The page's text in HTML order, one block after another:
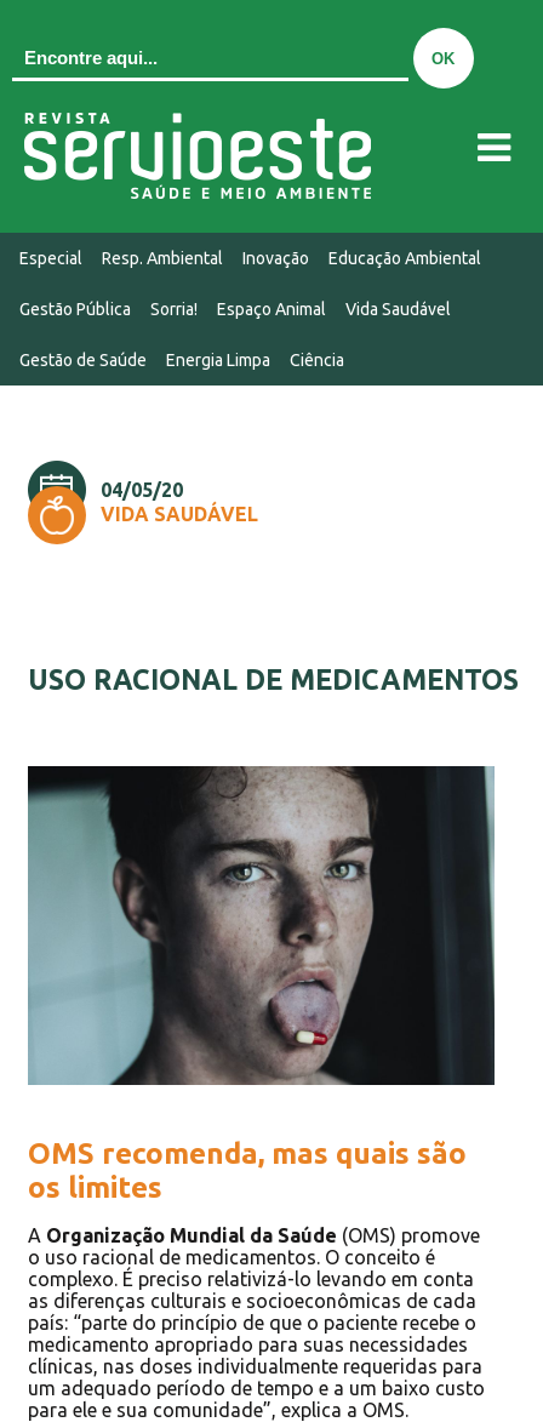
Especial Resp. Ambiental Inovação Educação Ambiental
Gestão Pública Sorria! Espaço Animal Vida Saudável
Gestão de Saúde Energia Limpa Ciência
QUEM SOMOS
MIDIAKIT
04/05/20
USO RACIONAL DE MEDICAMENTOS
VIDA SAUDÁVEL
OMS recomenda, mas quais são
os limites
A Organização Mundial da Saúde (OMS) promove
o uso racional de medicamentos. O conceito é
complexo. É preciso relativizá-lo levando em conta
as diferenças culturais e socioeconômicas de cada
país: “parte do princípio de que o paciente recebe o
medicamento apropriado para suas necessidades
clínicas, nas doses individualmente requeridas para
um adequado período de tempo e a um baixo custo
para ele e sua comunidade”, explica a OMS.